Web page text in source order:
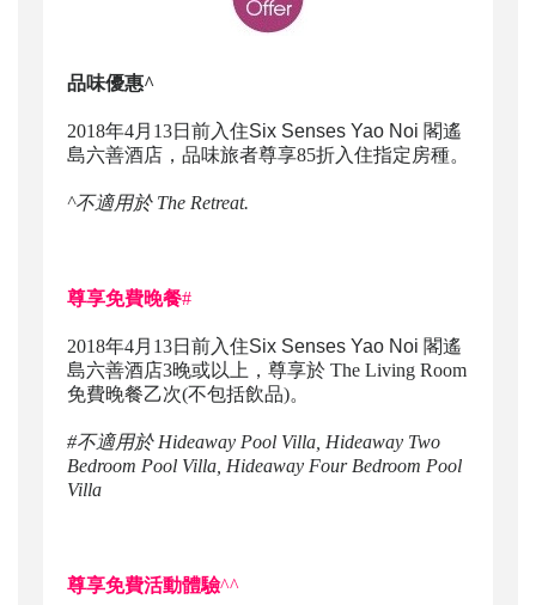
品味優惠^
2018年4月13日前入住Six Senses Yao Noi 閣遙
島六善酒店，品味旅者尊享85折入住指定房種。
^不適用於 The Retreat.
尊享免費晚餐#
2018年4月13日前入住Six Senses Yao Noi 閣遙
島六善酒店3晚或以上，尊享於 The Living Room
免費晚餐乙次(不包括飲品)。
#不適用於 Hideaway Pool Villa, Hideaway Two
Bedroom Pool Villa, Hideaway Four Bedroom Pool
Villa
尊享免費活動體驗^^